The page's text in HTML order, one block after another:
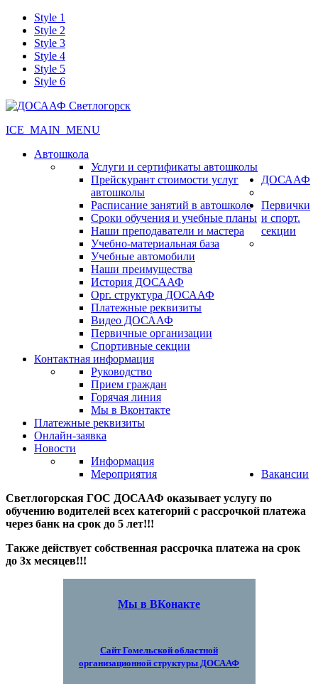
Style 1
Style 2
Style 3
Style 4
Style 5
Style 6
ICE_MAIN_MENU
Автошкола
Услуги и сертификаты автошколы
Прейскурант стоимости услуг
автошколы
Расписание занятий в автошколе
Сроки обучения и учебные планы
Наши преподаватели и мастера
Учебно-материальная база
Учебные автомобили
Наши преимущества
ДОСААФ
История ДОСААФ
Орг. структура ДОСААФ
Платежные реквизиты
Видео ДОСААФ
Первички
и спорт.
секции
Первичные организации
Спортивные секции
Контактная информация
Руководство
Прием граждан
Горячая линия
Мы в Вконтакте
Платежные реквизиты
Онлайн-заявка
Новости
Информация
Мероприятия
Вакансии
Светлогорская ГОС ДОСААФ оказывает услугу по
обучению водителей всех категорий с рассрочкой платежа
через банк на срок до 5 лет!!!
Также действует собственная рассрочка платежа на срок
до 3х месяцев!!!
Мы в ВКонакте
Сайт Гомельской областной
организационной структуры ДОСААФ